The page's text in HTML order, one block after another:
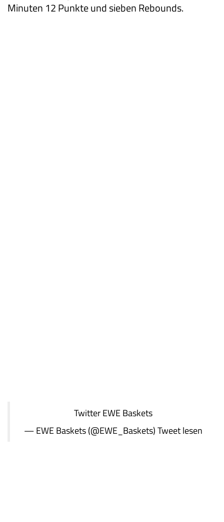
Minuten 12 Punkte und sieben Rebounds.
TwitterEWE Baskets
— EWE Baskets (@EWE_Baskets)Tweet lesen